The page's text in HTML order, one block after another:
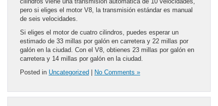
pero si eliges el motor V8, la transmisión estándar es manual
de seis velocidades.
Si eliges el motor de cuatro cilindros, puedes esperar un
estimado de 33 millas por galón en carretera y 22 millas por
galón en la ciudad. Con el V8, obtienes 23 millas por galón en
carretera y 14 millas por galón en la ciudad.
Posted in Uncategorized No Comments »